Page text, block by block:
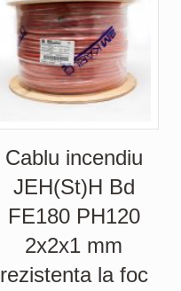
Cablu incendiu
JEH(St)H Bd
FE180 PH120
2x2x1 mm
rezistenta la foc